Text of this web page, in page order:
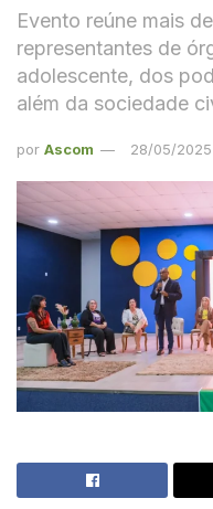
Evento reúne mais
representantes de
adolescente, dos
além da sociedade
por Ascom 28/05/2025